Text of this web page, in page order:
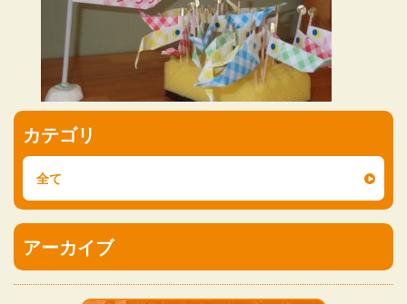
カテゴリ
全て
アーカイブ